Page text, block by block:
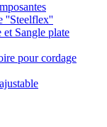
''Steelflex''
Sangle plate
pour cordage